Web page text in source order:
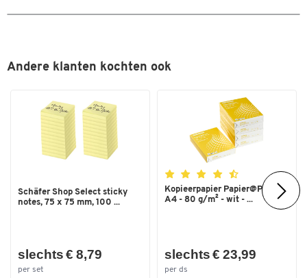
Andere klanten kochten ook
Schäfer Shop Select sticky
notes, 75 x 75 mm, 100 ...
slechts € 8,79
per set
Kopieerpapier Papier@Print -
A4 - 80 g/m² - wit - ...
slechts € 23,99
per ds